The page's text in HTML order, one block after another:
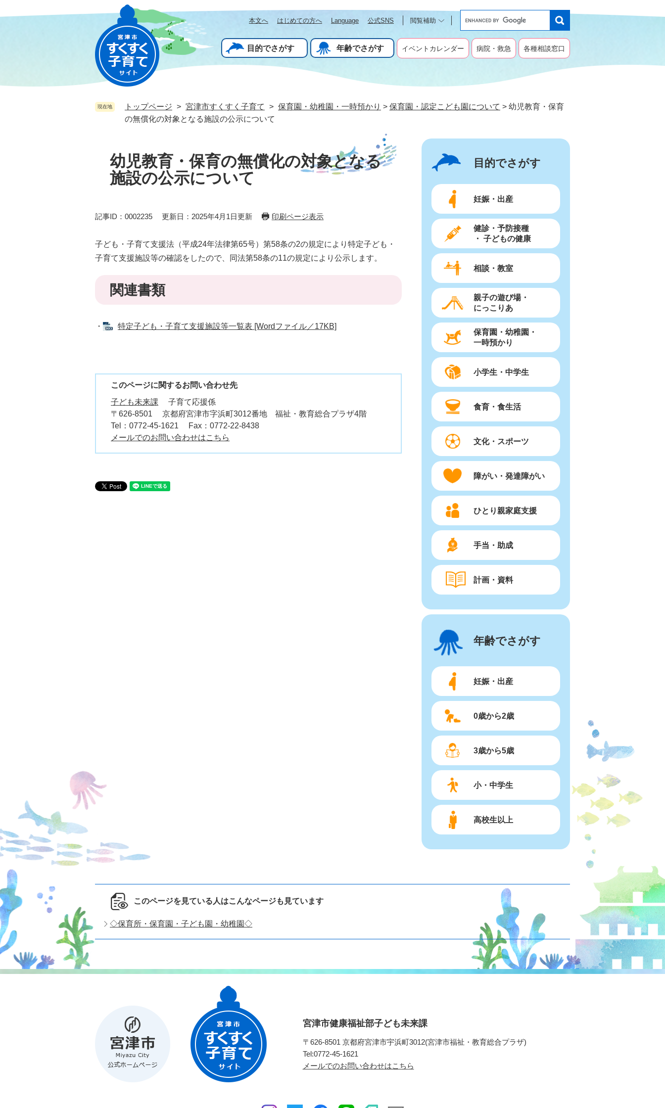
ー
ニ
本文へ はじめての方へ Language 公式SNS 閲覧補助
o
g
l
タ
目的でさがす 年齢でさがす イベントカレンダー 病院・救急 各種相談窓口
現在地 トップページ > 宮津市すくすく子育て > 保育園・幼稚園・一時預かり > 保育園・認定こども園について > 幼児教育・保育
の無償化の対象となる施設の公示について
幼児教育・保育の無償化の対象となる
施設の公示について
記事ID：0002235 更新日：2025年4月1日更新 印刷ページ表示
子ども・子育て支援法（平成24年法律第65号）第58条の2の規定により特定子ども・
子育て支援施設等の確認をしたので、同法第58条の11の規定により公示します。
関連書類
・ 特定子ども・子育て支援施設等一覧表 [Wordファイル／17KB]
このページに関するお問い合わせ先
子ども未来課
子育て応援係
〒626-8501
京都府宮津市字浜町3012番地 福祉・教育総合プラザ4階
Tel：0772-45-1621
Fax：0772-22-8438
メールでのお問い合わせはこちら
目的でさがす
妊娠・出産
健診・予防接種
・ 子どもの健康
相談・教室
親子の遊び場・
にっこりあ
保育園・幼稚園・
一時預かり
小学生・中学生
食育・食生活
文化・スポーツ
障がい・発達障がい
ひとり親家庭支援
手当・助成
計画・資料
年齢でさがす
妊娠・出産
0歳から2歳
3歳から5歳
小・中学生
高校生以上
このページを見ている人はこんなページも見ています
◇保育所・保育園・子ども園・幼稚園◇
宮津市健康福祉部子ども未来課
〒626-8501 京都府宮津市宇浜町3012(宮津市福祉・教育総合プラザ)
Tel:0772-45-1621
メールでのお問い合わせはこちら